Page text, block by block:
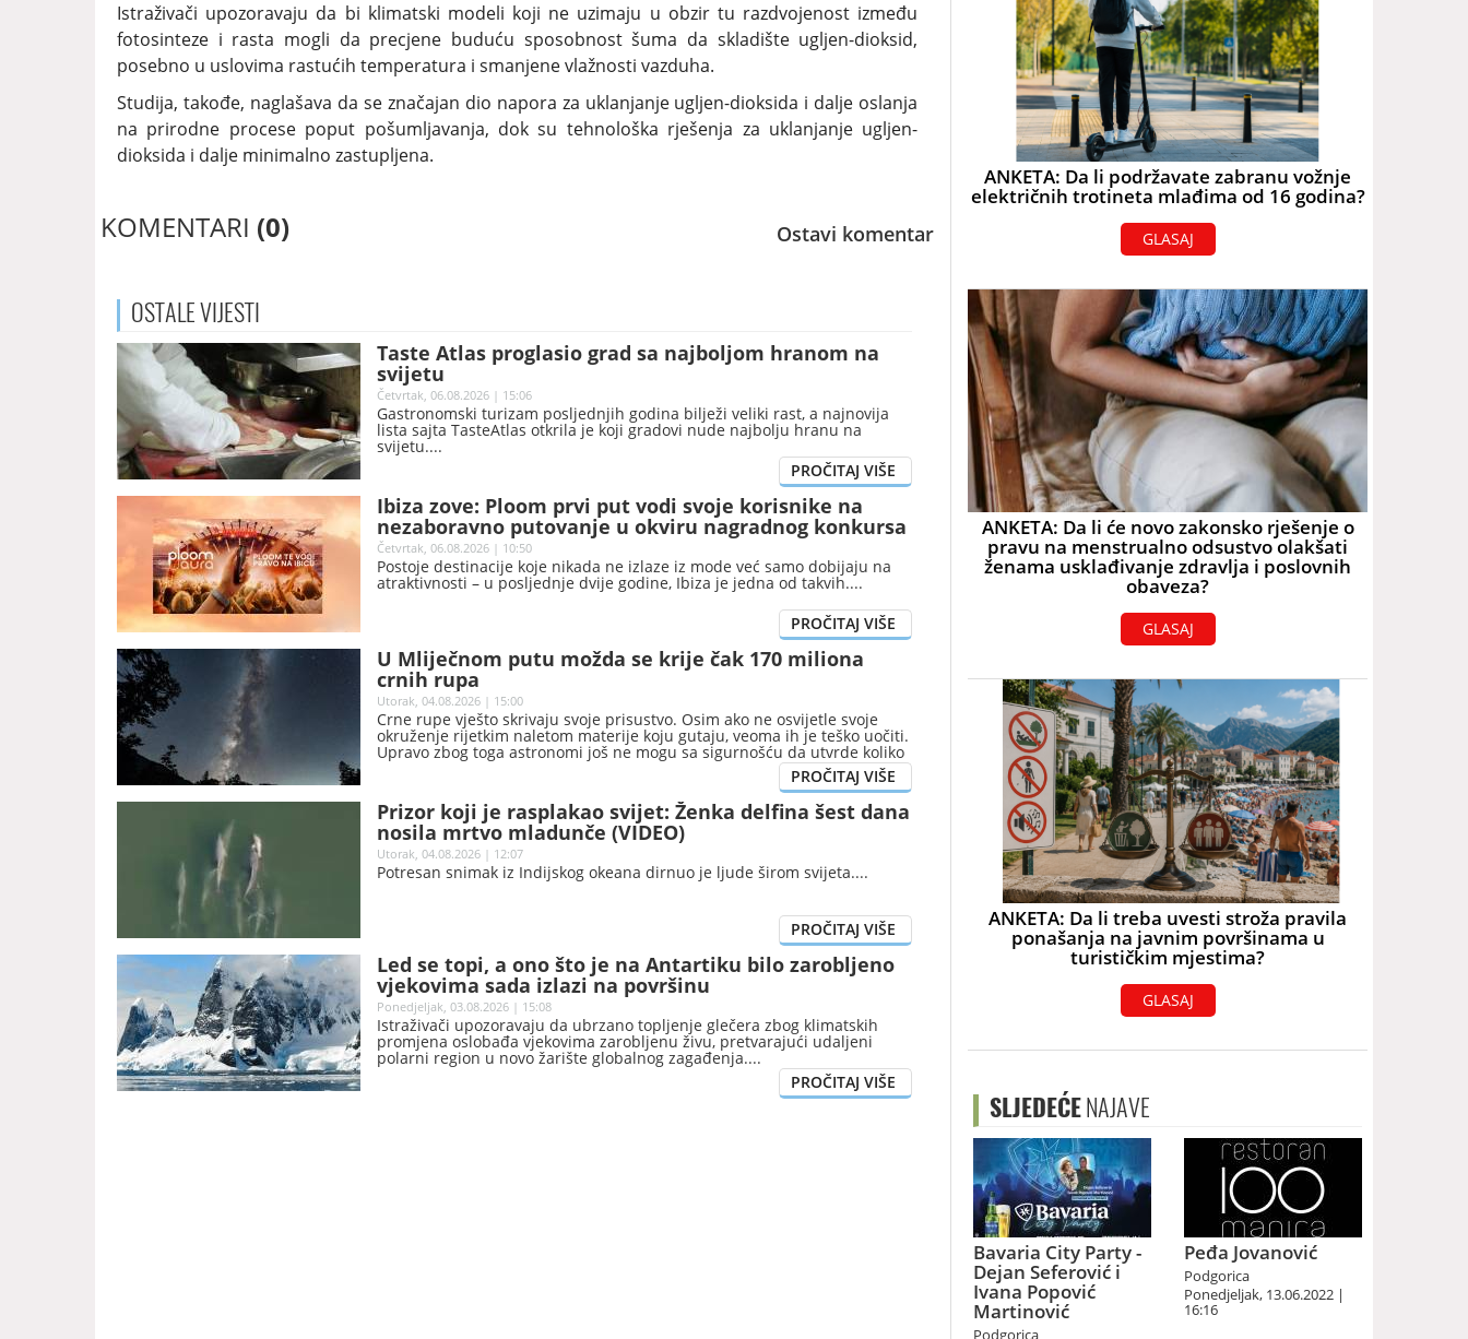
Istraživači upozoravaju da bi klimatski modeli koji ne uzimaju u obzir tu razdvojenost između
fotosinteze i rasta mogli da precjene buduću sposobnost šuma da skladište ugljen-dioksid,
posebno u uslovima rastućih temperatura i smanjene vlažnosti vazduha.
Studija, takođe, naglašava da se značajan dio napora za uklanjanje ugljen-dioksida i dalje oslanja
na prirodne procese poput pošumljavanja, dok su tehnološka rješenja za uklanjanje ugljen-
dioksida i dalje minimalno zastupljena.
KOMENTARI (0) Ostavi komentar
OSTALEVIJESTI
Taste Atlas proglasio grad sa najboljom hranom na
svijetu
Četvrtak, 06.08.2026 | 15:06
Gastronomski turizam posljednjih godina bilježi veliki rast, a najnovija
lista sajta TasteAtlas otkrila je koji gradovi nude najbolju hranu na
svijetu.
Ibiza zove: Ploom prvi put vodi svoje korisnike na
nezaboravno putovanje u okviru nagradnog konkursa
Četvrtak, 06.08.2026 | 10:50
Postoje destinacije koje nikada ne izlaze iz mode već samo dobijaju na
atraktivnosti – u posljednje dvije godine, Ibiza je jedna od takvih.
U Mliječnom putu možda se krije čak 170 miliona
crnih rupa
Utorak, 04.08.2026 | 15:00
Crne rupe vješto skrivaju svoje prisustvo. Osim ako ne osvijetle svoje
okruženje rijetkim naletom materije koju gutaju, veoma ih je teško uočiti.
Upravo zbog toga astronomi još ne mogu sa sigurnošću da utvrde koliko
se nevidljivih crnih rupa zvjezdane mase nalazi u našoj galaksiji.
Prizor koji je rasplakao svijet: Ženka delfina šest dana
nosila mrtvo mladunče (VIDEO)
Utorak, 04.08.2026 | 12:07
Potresan snimak iz Indijskog okeana dirnuo je ljude širom svijeta.
Led se topi, a ono što je na Antartiku bilo zarobljeno
vjekovima sada izlazi na površinu
Ponedjeljak, 03.08.2026 | 15:08
Istraživači upozoravaju da ubrzano topljenje glečera zbog klimatskih
promjena oslobađa vjekovima zarobljenu živu, pretvarajući udaljeni
polarni region u novo žarište globalnog zagađenja.
ANKETA: Da li podržavate zabranu vožnje
električnih trotineta mlađima od 16 godina?
GLASAJ
ANKETA: Da li će novo zakonsko rješenje o
pravu na menstrualno odsustvo olakšati
ženama usklađivanje zdravlja i poslovnih
obaveza?
GLASAJ
ANKETA: Da li treba uvesti stroža pravila
ponašanja na javnim površinama u
turističkim mjestima?
GLASAJ
SLJEDEĆENAJAVE
Bavaria City Party -
Dejan Seferović i
Ivana Popović
Martinović
Podgorica
Peđa Jovanović
Podgorica
Ponedjeljak, 13.06.2022 |
16:16